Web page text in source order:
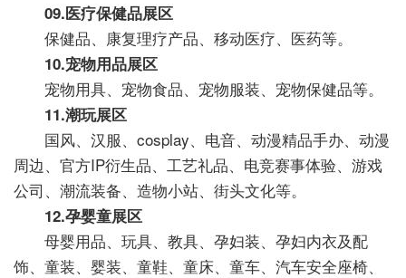
09.医疗保健品展区
保健品、康复理疗产品、移动医疗、医药等。
10.宠物用品展区
宠物用具、宠物食品、宠物服装、宠物保健品等。
11.潮玩展区
国风、汉服、cosplay、电音、动漫精品手办、动漫
周边、官方IP衍生品、工艺礼品、电竞赛事体验、游戏
公司、潮流装备、造物小站、街头文化等。
12.孕婴童展区
母婴用品、玩具、教具、孕妇装、孕妇内衣及配
饰、童装、婴装、童鞋、童床、童车、汽车安全座椅、